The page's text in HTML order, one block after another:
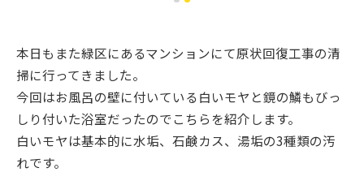
本日もまた緑区にあるマンションにて原状回復工事の清
掃に行ってきました。
今回はお風呂の壁に付いている白いモヤと鏡の鱗もびっ
しり付いた浴室だったのでこちらを紹介します。
白いモヤは基本的に水垢、石鹸カス、湯垢の3種類の汚
れです。